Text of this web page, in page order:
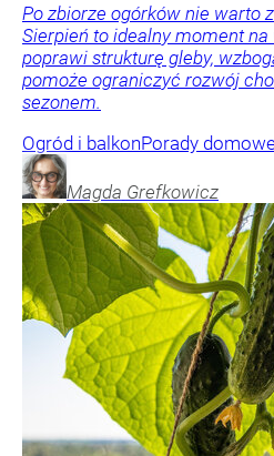
Po zbiorze ogórków nie warto
Sierpień to idealny moment
poprawi strukturę gleby,
pomoże ograniczyć rozwój
sezonem.
Ogród i balkonPorady
Magda Grefkowicz